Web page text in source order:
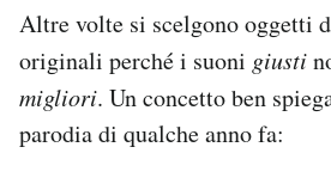
Altre volte si scelgono oggetti
originali perché i suoni giusti
migliori. Un concetto ben
parodia di qualche anno fa: